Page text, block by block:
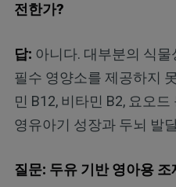
전한가?
답: 아니다. 대부분의 식
필수 영양소를 제공하지
민 B12, 비타민 B2, 요오
영유아기 성장과 두뇌 발
질문: 두유 기반 영아용